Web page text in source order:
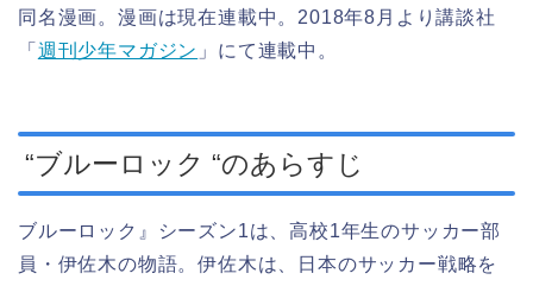
同名漫画。漫画は現在連載中。2018年8月より講談社
「 週刊少年マガジン 」にて連載中。
“ブルーロック “のあらすじ
ブルーロック』シーズン1は、高校1年生のサッカー部
員・伊佐木の物語。伊佐木は、日本のサッカー戦略を